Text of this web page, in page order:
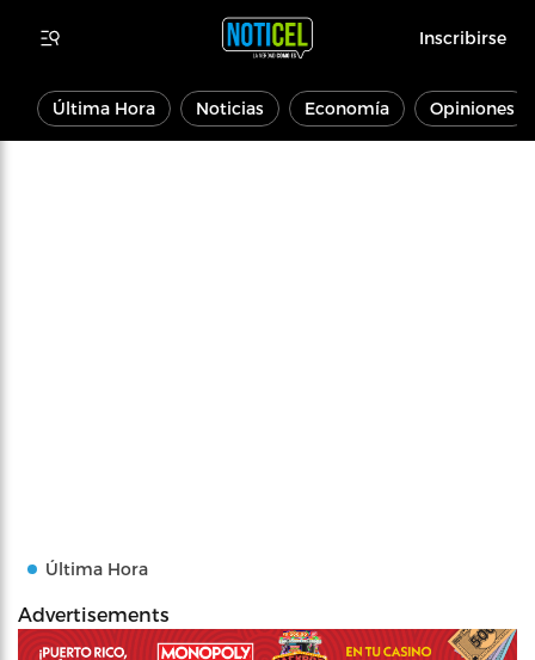
Inscribirse
Última Hora Noticias Economía Opiniones
Última Hora
Advertisements